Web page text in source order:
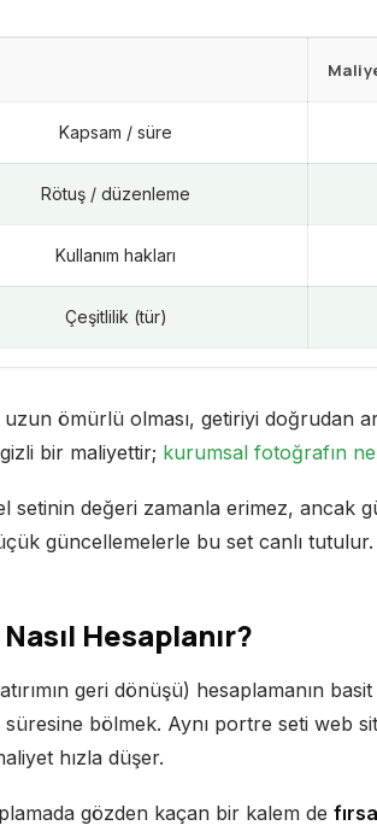
Kapsam / süre
Rötuş / düzenleme
Kullanım hakları
Çeşitlilik (tür)
ömürlü olması, getiriyi doğrudan
bir maliyettir; kurumsal fotoğrafın ne
setinin değeri zamanla erimez, ancak
güncellemelerle bu set canlı tutulur.
Nasıl Hesaplanır?
geri dönüşü) hesaplamanın
süresine bölmek. Aynı portre seti web
hızla düşer.
gözden kaçan bir kalem de